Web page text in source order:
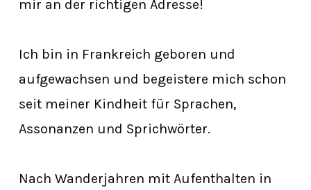
mir an der richtigen Adresse!
Ich bin in Frankreich geboren und
aufgewachsen und begeistere mich schon
seit meiner Kindheit für Sprachen,
Assonanzen und Sprichwörter.
Nach Wanderjahren mit Aufenthalten in